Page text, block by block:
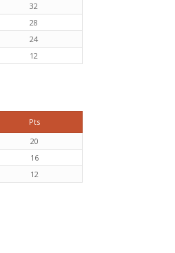
32
28
24
12
Pts
20
16
12